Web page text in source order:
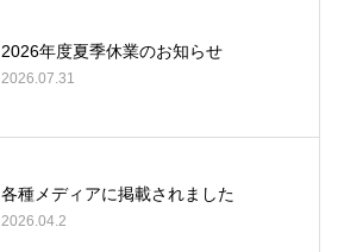
2026年度夏季休業のお知らせ
2026.07.31
各種メディアに掲載されました
2026.04.2